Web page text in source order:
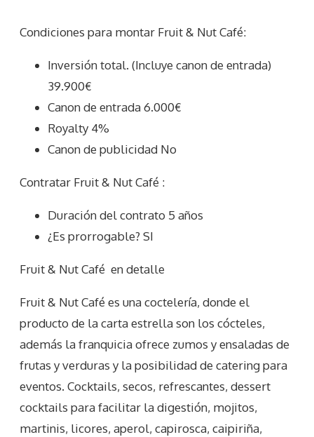
Condiciones para montar Fruit & Nut Café:
Inversión total. (Incluye canon de entrada)
39.900€
Canon de entrada 6.000€
Royalty 4%
Canon de publicidad No
Contratar Fruit & Nut Café :
Duración del contrato 5 años
¿Es prorrogable? SI
Fruit & Nut Café en detalle
Fruit & Nut Café es una coctelería, donde el
producto de la carta estrella son los cócteles,
además la franquicia ofrece zumos y ensaladas de
frutas y verduras y la posibilidad de catering para
eventos. Cocktails, secos, refrescantes, dessert
cocktails para facilitar la digestión, mojitos,
martinis, licores, aperol, capirosca, caipiriña,